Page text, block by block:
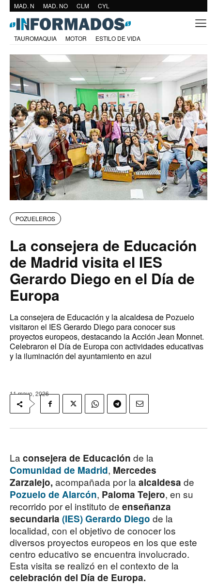
MAD. N MAD. NO CLM CYL
TAUROMAQUIA MOTOR ESTILO DE VIDA
POZUELEROS
La consejera de Educación
de Madrid visita el IES
Gerardo Diego en el Día de
Europa
La consejera de Educación y la alcaldesa de Pozuelo
visitaron el IES Gerardo Diego para conocer sus
proyectos europeos, destacando la Acción Jean Monnet.
Celebraron el Día de Europa con actividades educativas
y la iluminación del ayuntamiento en azul
11 mayo, 2026
La consejera de Educación de la
Comunidad de Madrid, Mercedes
Zarzalejo, acompañada por la alcaldesa de
Pozuelo de Alarcón, Paloma Tejero, en su
recorrido por el instituto de enseñanza
secundaria (IES) Gerardo Diego de la
localidad, con el objetivo de conocer los
diversos proyectos europeos en los que este
centro educativo se encuentra involucrado.
Esta visita se realizó en el contexto de la
celebración del Día de Europa.